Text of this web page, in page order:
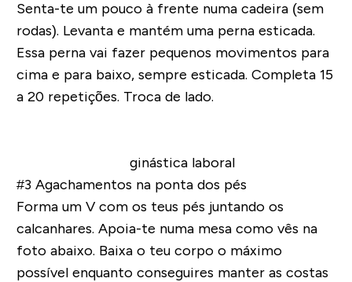
Senta-te um pouco à frente numa cadeira (sem
rodas). Levanta e mantém uma perna esticada.
Essa perna vai fazer pequenos movimentos para
cima e para baixo, sempre esticada. Completa 15
a 20 repetições. Troca de lado.
#3 Agachamentos na ponta dos pés
Forma um V com os teus pés juntando os
calcanhares. Apoia-te numa mesa como vês na
foto abaixo. Baixa o teu corpo o máximo
possível enquanto conseguires manter as costas